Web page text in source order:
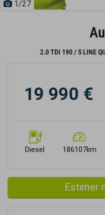
1/27
2.0 TDI 190 / S LINE
Diesel 186107km
19 990 €
Estimer